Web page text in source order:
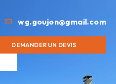
wg.goujon@gmail.com
DEMANDER UN DEVIS